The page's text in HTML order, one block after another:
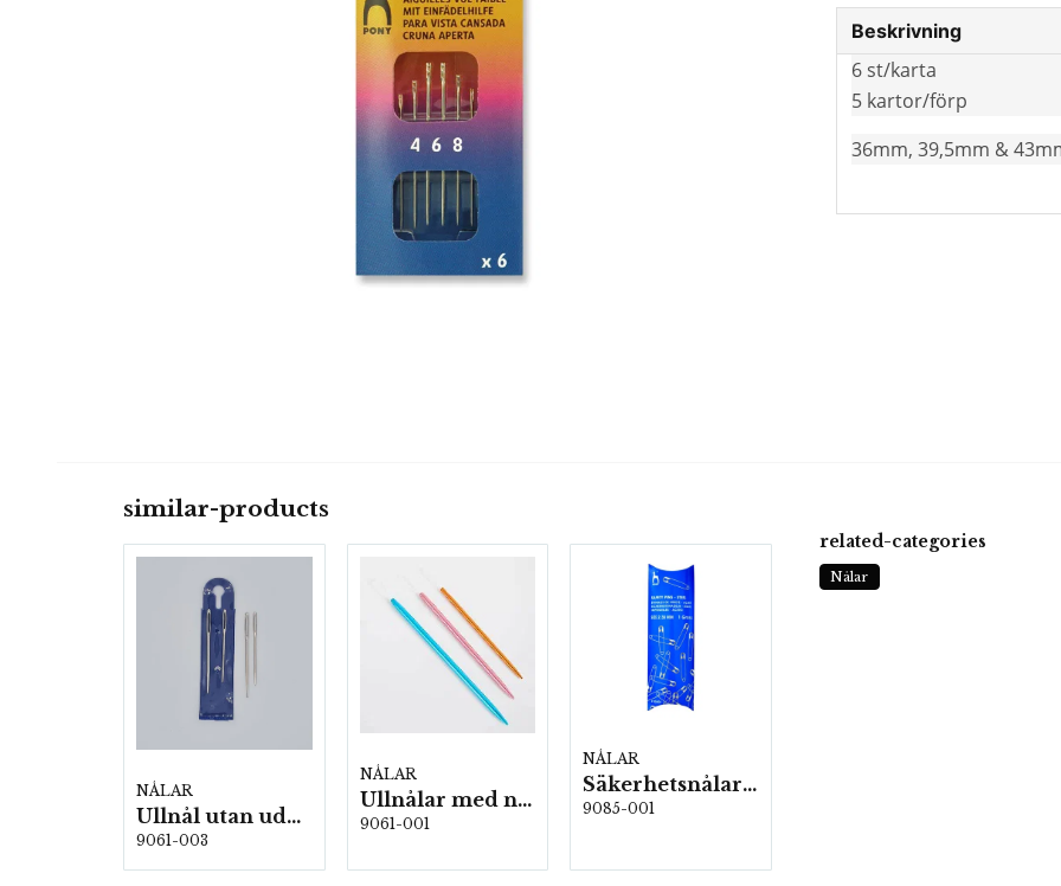
Beskrivning
6 st/karta
5 kartor/förp
36mm, 39,5mm &
similar-products
NÅLAR
Ullnål utan udd i plastfodral 2-pack, 5st/fp.
9061-003
NÅLAR
Ullnålar med nylonögla 3-pack 5 st/fp.(knitpro)
9061-001
NÅLAR
Säkerhetsnålar 38 mm, 144 st/fp. (785404)
9085-001
related-categories
Nålar